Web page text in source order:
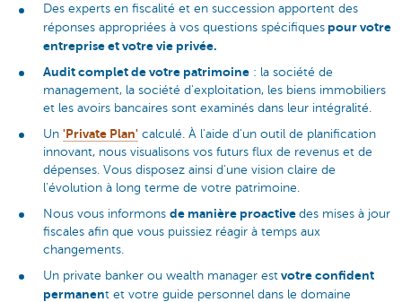
Des experts en fiscalité et en succession apportent des
réponses appropriées à vos questions spécifiques pour votre
entreprise et votre vie privée.
Audit complet de votre patrimoine : la société de
management, la société d'exploitation, les biens immobiliers
et les avoirs bancaires sont examinés dans leur intégralité.
Un 'Private Plan' calculé. À l'aide d'un outil de planification
innovant, nous visualisons vos futurs flux de revenus et de
dépenses. Vous disposez ainsi d'une vision claire de
l'évolution à long terme de votre patrimoine.
Nous vous informons de manière proactive des mises à jour
fiscales afin que vous puissiez réagir à temps aux
changements.
Un private banker ou wealth manager est votre confident
permanent et votre guide personnel dans le domaine